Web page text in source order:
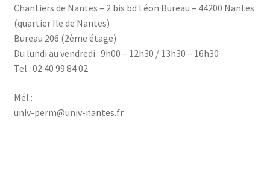
Chantiers de Nantes – 2 bis bd Léon Bureau – 44200 Nantes
(quartier Ile de Nantes)
Bureau 206 (2ème étage)
Du lundi au vendredi : 9h00 – 12h30 / 13h30 – 16h30
Tel : 02 40 99 84 02
Mél :
univ-perm@univ-nantes.fr